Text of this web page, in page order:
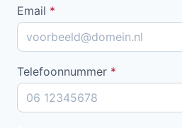
Email *
Telefoonnummer *